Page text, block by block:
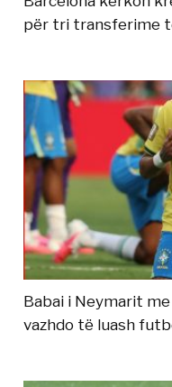
për tri transferime
Babai i Neymarit
vazhdo të luash